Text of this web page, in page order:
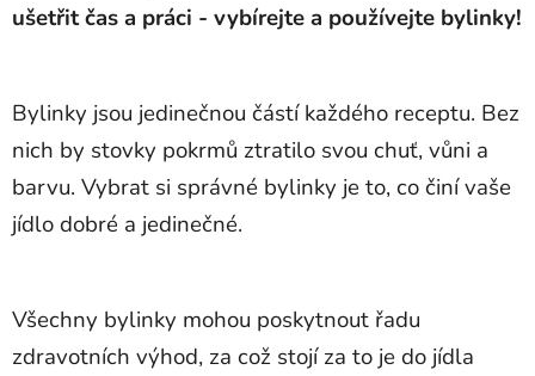
ušetřit čas a práci - vybírejte a používejte bylinky!
Bylinky jsou jedinečnou částí každého receptu. Bez
nich by stovky pokrmů ztratilo svou chuť, vůni a
barvu. Vybrat si správné bylinky je to, co činí vaše
jídlo dobré a jedinečné.
Všechny bylinky mohou poskytnout řadu
zdravotních výhod, za což stojí za to je do jídla